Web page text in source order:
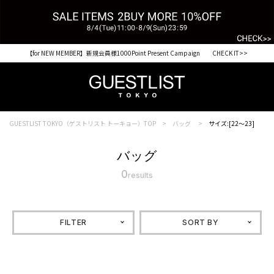
【for NEW MEMBER】新規会員様1000Point Present Campaign CHECK IT>>
GUESTLIST TOKYO（ゲストリスト トーキョー）TOP バッグ サイズ:[22～23]
バッグ
0results
FILTER SORT BY